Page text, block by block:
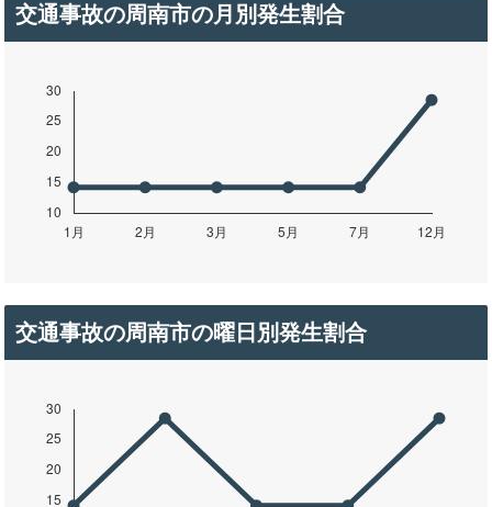
交通事故の周南市の月別発生割合
交通事故の周南市の曜日別発生割合